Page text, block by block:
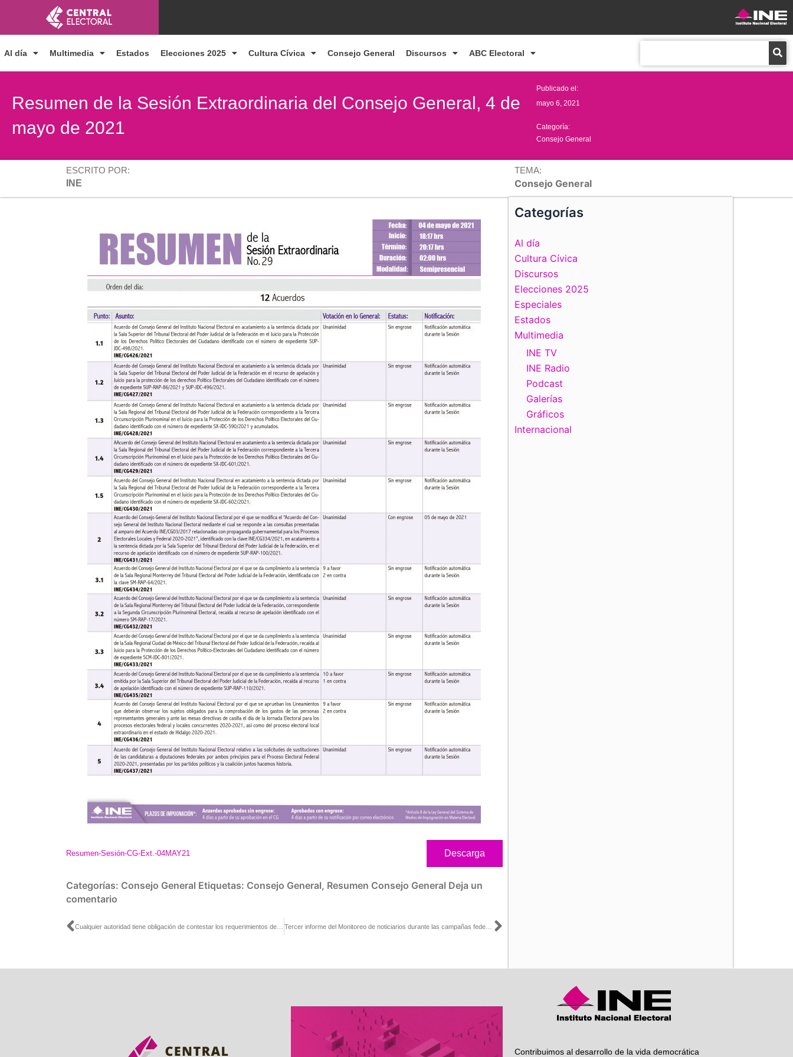
contenido
Al día Multimedia Estados Elecciones 2025 Cultura Cívica Consejo General Discursos ABC Electoral
Resumen de la Sesión Extraordinaria del Consejo General, 4 de
mayo de 2021
Publicado el:
mayo 6, 2021
Categoría:
Consejo General
ESCRITO POR:
INE
TEMA:
Consejo General
Resumen-Sesión-CG-Ext.-04MAY21 Descarga
Categorías: Consejo General Etiquetas: Consejo General, Resumen Consejo General Deja un
comentario
Ant Siguiente
Categorías
Al día
Cultura Cívica
Discursos
Elecciones 2025
Especiales
Estados
Multimedia
INE TV
INE Radio
Podcast
Galerías
Gráficos
Internacional
Contribuimos al desarrollo de la vida democrática